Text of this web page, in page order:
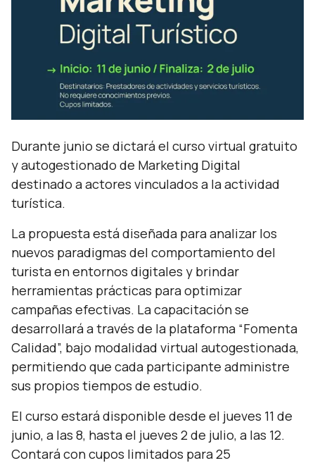
Durante junio se dictará el curso virtual gratuito
y autogestionado de Marketing Digital
destinado a actores vinculados a la actividad
turística.
La propuesta está diseñada para analizar los
nuevos paradigmas del comportamiento del
turista en entornos digitales y brindar
herramientas prácticas para optimizar
campañas efectivas. La capacitación se
desarrollará a través de la plataforma “Fomenta
Calidad”, bajo modalidad virtual autogestionada,
permitiendo que cada participante administre
sus propios tiempos de estudio.
El curso estará disponible desde el jueves 11 de
junio, a las 8, hasta el jueves 2 de julio, a las 12.
Contará con cupos limitados para 25